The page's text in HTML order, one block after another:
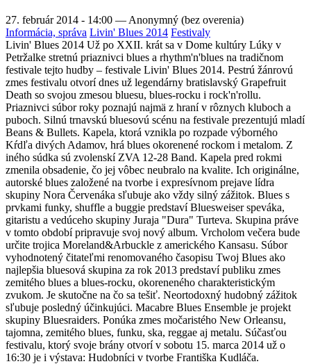
27. február 2014 - 14:00 — Anonymný (bez overenia)
Informácia, správa Livin' Blues 2014 Festivaly
Livin' Blues 2014 Už po XXII. krát sa v Dome kultúry Lúky v
Petržalke stretnú priaznivci blues a rhythm'n'blues na tradičnom
festivale tejto hudby – festivale Livin' Blues 2014. Pestrú žánrovú
zmes festivalu otvorí dnes už legendárny bratislavský Grapefruit
Death so svojou zmesou bluesu, blues-rocku i rock'n'rollu.
Priaznivci súbor roky poznajú najmä z hraní v rôznych kluboch a
puboch. Silnú trnavskú bluesovú scénu na festivale prezentujú mladí
Beans & Bullets. Kapela, ktorá vznikla po rozpade výborného
Kŕdľa divých Adamov, hrá blues okorenené rockom i metalom. Z
iného súdka sú zvolenskí ZVA 12-28 Band. Kapela pred rokmi
zmenila obsadenie, čo jej vôbec neubralo na kvalite. Ich originálne,
autorské blues založené na tvorbe i expresívnom prejave lídra
skupiny Nora Červenáka sľubuje ako vždy silný zážitok. Blues s
prvkami funky, shuffle a buggie predstaví Bluesweiser speváka,
gitaristu a vedúceho skupiny Juraja "Dura" Turteva. Skupina práve
v tomto období pripravuje svoj nový album. Vrcholom večera bude
určite trojica Moreland&Arbuckle z amerického Kansasu. Súbor
vyhodnotený čitateľmi renomovaného časopisu Twoj Blues ako
najlepšia bluesová skupina za rok 2013 predstaví publiku zmes
zemitého blues a blues-rocku, okoreneného charakteristickým
zvukom. Je skutočne na čo sa tešiť. Neortodoxný hudobný zážitok
sľubuje posledný účinkujúci. Macabre Blues Ensemble je projekt
skupiny Bluesraiders. Ponúka zmes močaristého New Orleansu,
tajomna, zemitého blues, funku, ska, reggae aj metalu. Súčasťou
festivalu, ktorý svoje brány otvorí v sobotu 15. marca 2014 už o
16:30 je i výstava: Hudobníci v tvorbe Františka Kudláča.